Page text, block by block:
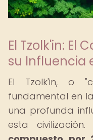
El Tzolk'in: El
su Influencia
El Tzolk'in, o
fundamental en
una profunda
esta civilización.